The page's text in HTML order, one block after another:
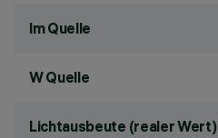
lm Quelle
W Quelle
Lichtausbeute (realer Wert)